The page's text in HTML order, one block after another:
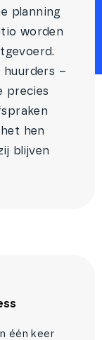
planning
worden
huurders –
precies
hen
blijven
één keer